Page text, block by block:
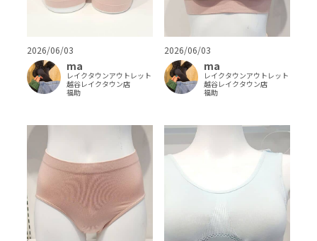
2026/06/03
ma
レイクタウンアウトレット
越谷レイクタウン店
福助
2026/06/03
ma
レイクタウンアウトレット
越谷レイクタウン店
福助